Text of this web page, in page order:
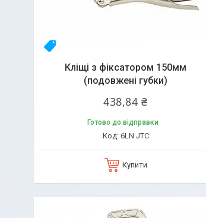
Кліщі з фіксатором 150мм
(подовжені губки)
438,84 ₴
Готово до відправки
6LN JTC
Купити